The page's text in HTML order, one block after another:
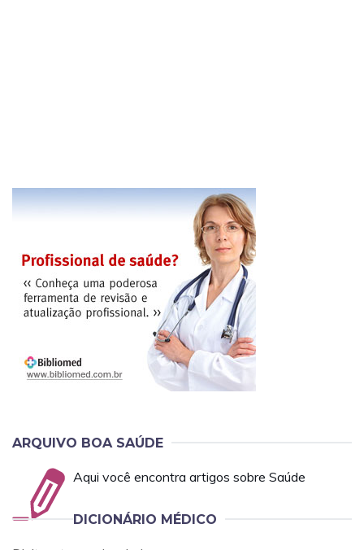
ARQUIVO BOA SAÚDE
Aqui você encontra artigos sobre Saúde
DICIONÁRIO MÉDICO